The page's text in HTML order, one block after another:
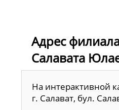
Адрес
Салавата
На интерактивной
г. Салават, бул.